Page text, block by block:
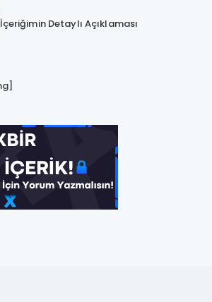
İçeriğimin Detaylı Açıklaması